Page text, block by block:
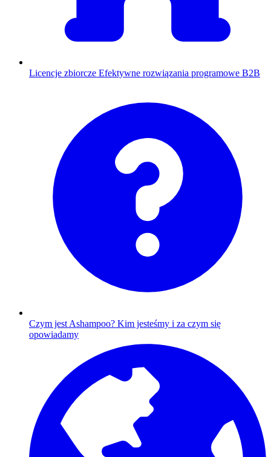
Licencje zbiorcze Efektywne rozwiązania programowe B2B
Czym jest Ashampoo? Kim jesteśmy i za czym się
opowiadamy